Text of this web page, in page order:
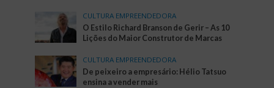
CULTURA EMPREENDEDORA
O Estilo Richard Branson de Gerir – As 10
Lições do Maior Construtor de Marcas
CULTURA EMPREENDEDORA
De peixeiro a empresário: Hélio Tatsuo
ensina a vender mais